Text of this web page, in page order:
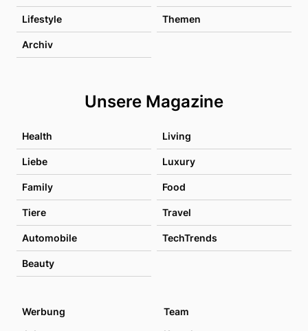
Lifestyle Themen
Archiv
Unsere Magazine
Health Living
Liebe Luxury
Family Food
Tiere Travel
Automobile TechTrends
Beauty
Werbung
Team